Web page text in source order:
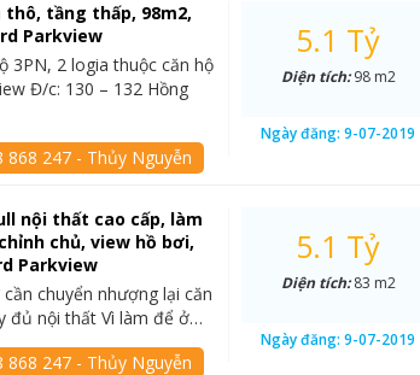
thô, tầng thấp, 98m2,
Parkview
3PN, 2 logia thuộc căn hộ
Đ/c: 130 – 132 Hồng
868 247 - Thủy Nguyễn
5.1 Tỷ
Diện tích:98 m2
Ngày đăng:9-07-2019
nội thất cao cấp, làm
chủ, view hồ bơi,
Parkview
chuyển nhượng lại căn
đủ nội thất Vì làm để ở…
868 247 - Thủy Nguyễn
5.1 Tỷ
Diện tích:83 m2
Ngày đăng:9-07-2019